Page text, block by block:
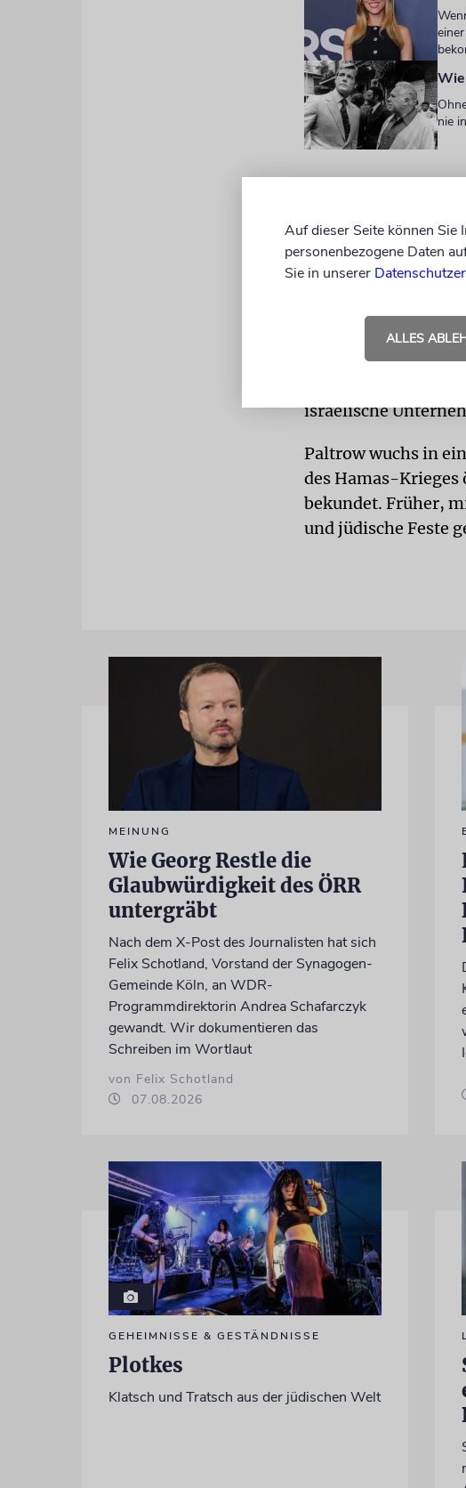
nie
von der Moral
selbst jedoch nicht
mit Israel.
Werbespots mit
israelische
Paltrow wuchs in
des Hamas-
bekundet. Früher,
und jüdische Feste
MEINUNG
Wie Georg Restle die
Glaubwürdigkeit des ÖRR
untergräbt
Nach dem X-Post des Journalisten hat sich
Felix Schotland, Vorstand der Synagogen-
Gemeinde Köln, an WDR-
Programmdirektorin Andrea Schafarczyk
gewandt. Wir dokumentieren das
Schreiben im Wortlaut
von Felix Schotland
07.08.2026
GEHEIMNISSE & GESTÄNDNISSE
Plotkes
Klatsch und Tratsch aus der jüdischen Welt
Auf dieser Seite können Sie
personenbezogene Daten
Sie in unserer
ALLES